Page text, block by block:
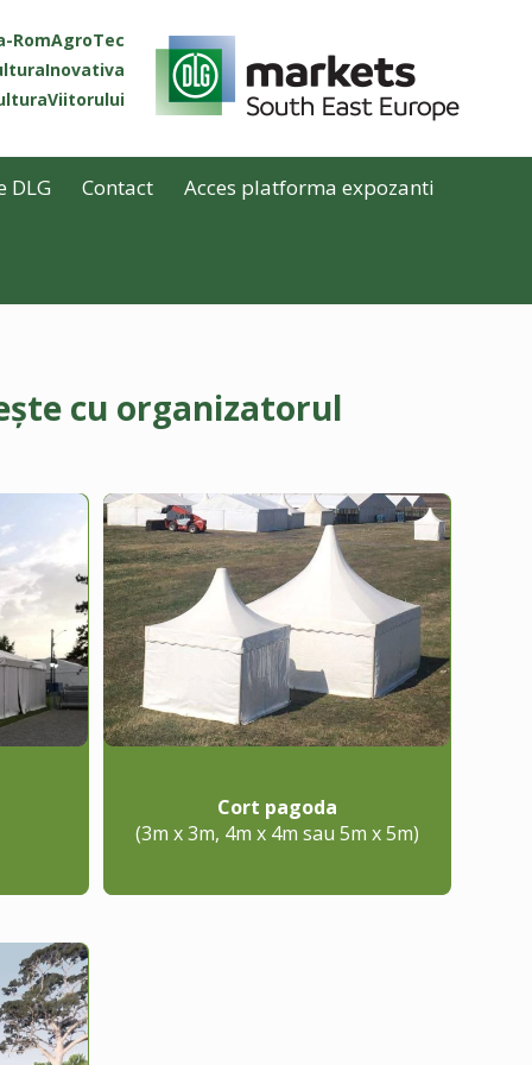
RomAgroTec
DLG Contact Acces platforma expozanti
cu organizatorul
Cort pagoda
(3m x 3m, 4m x 4m sau 5m x 5m)